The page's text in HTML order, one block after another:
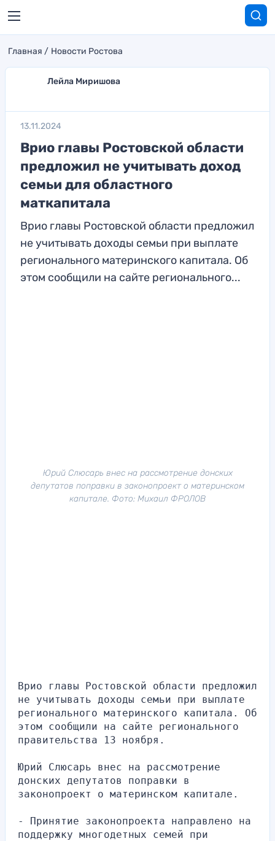
Главная Новости Ростова
Лейла Миришова
13.11.2024
Врио главы Ростовской области
предложил не учитывать доход
семьи для областного
маткапитала
Врио главы Ростовской области предложил
не учитывать доходы семьи при выплате
регионального материнского капитала. Об
этом сообщили на сайте регионального...
Юрий Слюсарь внес на рассмотрение донских
депутатов поправки в законопроект о материнском
капитале. Фото: Михаил ФРОЛОВ
Врио главы Ростовской области предложил
не учитывать доходы семьи при выплате
регионального материнского капитала. Об
этом сообщили на сайте регионального
правительства 13 ноября.
Юрий Слюсарь внес на рассмотрение
донских депутатов поправки в
законопроект о материнском капитале.
- Принятие законопроекта направлено на
поддержку многодетных семей при